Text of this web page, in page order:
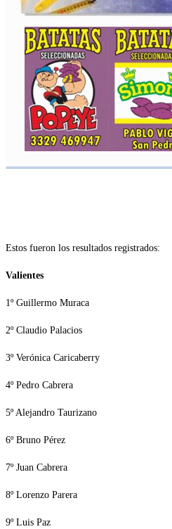
Estos fueron los resultados registrados:
Valientes
1º Guillermo Muraca
2º Claudio Palacios
3º Verónica Caricaberry
4º Pedro Cabrera
5º Alejandro Taurizano
6º Bruno Pérez
7º Juan Cabrera
8º Lorenzo Parera
9º Luis Paz